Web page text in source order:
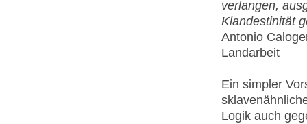
verlangen,
Klandestinität
Antonio
Landarbeit
Ein simpler
Logik auch